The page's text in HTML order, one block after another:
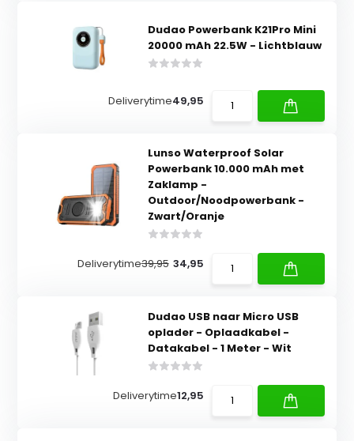
Dudao Powerbank K21Pro Mini
20000 mAh 22.5W - Lichtblauw
Deliverytime49,95
Lunso Waterproof Solar
Powerbank 10.000 mAh met
Zaklamp -
Outdoor/Noodpowerbank -
Zwart/Oranje
Deliverytime39,95 34,95
Dudao USB naar Micro USB
oplader - Oplaadkabel -
Datakabel - 1 Meter - Wit
Deliverytime12,95